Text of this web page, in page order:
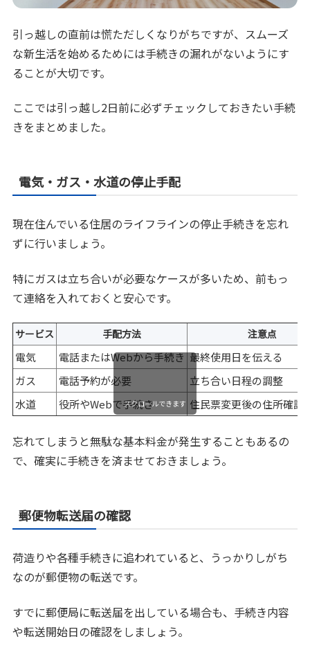
引っ越しの直前は慌ただしくなりがちですが、スムーズ
な新生活を始めるためには手続きの漏れがないようにす
ることが大切です。
ここでは引っ越し2日前に必ずチェックしておきたい手続
きをまとめました。
電気・ガス・水道の停止手配
現在住んでいる住居のライフラインの停止手続きを忘れ
ずに行いましょう。
特にガスは立ち合いが必要なケースが多いため、前もっ
て連絡を入れておくと安心です。
サービス 手配方法 注意点
電気 電話またはWebから手続き 最終使用日を伝える
ガス
電話予約が必要
立ち合い日程の調整
水道
役所やWebで手続き 住民票変更後の住所確認
スクロールできます
忘れてしまうと無駄な基本料金が発生することもあるの
で、確実に手続きを済ませておきましょう。
郵便物転送届の確認
荷造りや各種手続きに追われていると、うっかりしがち
なのが郵便物の転送です。
すでに郵便局に転送届を出している場合も、手続き内容
や転送開始日の確認をしましょう。